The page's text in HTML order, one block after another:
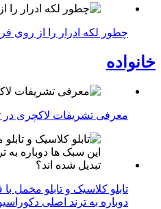
چطور لکه ادرار را از روی
خانواده
معرفی تشریفات لاکچری در
تابلو کلاسیک و تابلو مخمل
دوباره به ترند اصلی